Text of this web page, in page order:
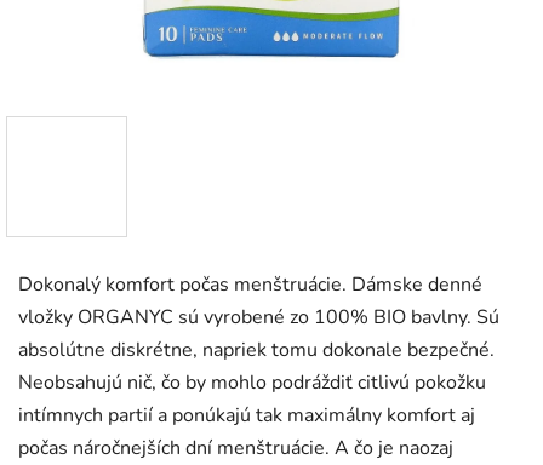
Dokonalý komfort počas menštruácie. Dámske denné
vložky ORGANYC sú vyrobené zo 100% BIO bavlny. Sú
absolútne diskrétne, napriek tomu dokonale bezpečné.
Neobsahujú nič, čo by mohlo podráždiť citlivú pokožku
intímnych partií a ponúkajú tak maximálny komfort aj
počas náročnejších dní menštruácie. A čo je naozaj